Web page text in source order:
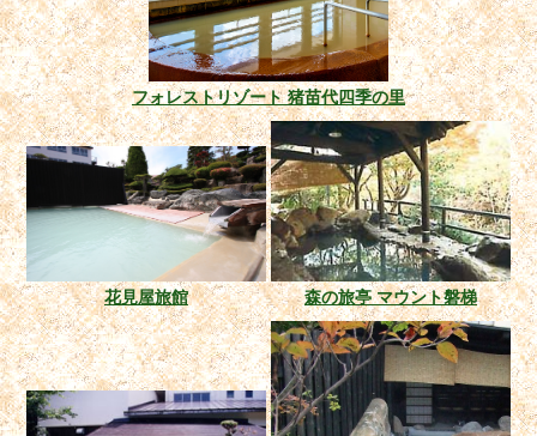
フォレストリゾート 猪苗代四季の里
花見屋旅館 森の旅亭 マウント磐梯